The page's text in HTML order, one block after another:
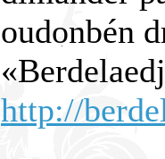
oudonbén
http://